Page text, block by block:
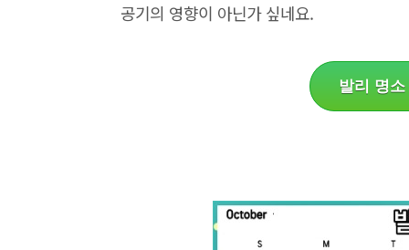
공기의 영향이 아닌가 싶네요.
발리 명